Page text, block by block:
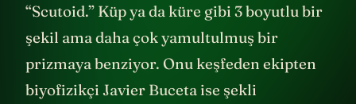
“Scutoid.” Küp ya da küre gibi 3 boyutlu bir
şekil ama daha çok yamultulmuş bir
prizmaya benziyor. Onu keşfeden ekipten
biyofizikçi Javier Buceta ise şekli